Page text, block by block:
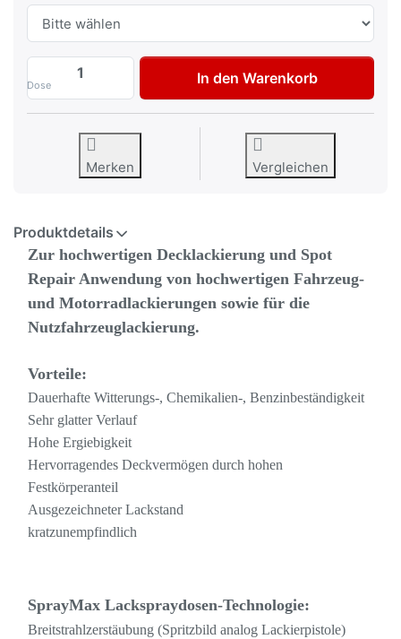
Dose
RAL 2000 - RAL 2012 AVO 2K Autolack
In den Warenkorb
Merken Vergleichen
Produktdetails
Zur hochwertigen Decklackierung und Spot
Repair Anwendung von hochwertigen Fahrzeug-
und Motorradlackierungen sowie für die
Nutzfahrzeuglackierung.
Vorteile:
Dauerhafte Witterungs-, Chemikalien-, Benzinbeständigkeit
Sehr glatter Verlauf
Hohe Ergiebigkeit
Hervorragendes Deckvermögen durch hohen
Festkörperanteil
Ausgezeichneter Lackstand
kratzunempfindlich
SprayMax Lackspraydosen-Technologie:
Breitstrahlzerstäubung (Spritzbild analog Lackierpistole)